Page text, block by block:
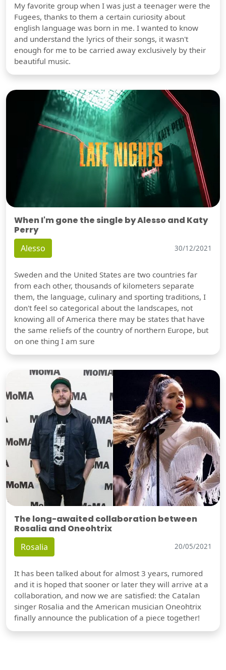
My favorite group when I was just a teenager were the
Fugees, thanks to them a certain curiosity about
english language was born in me. I wanted to know
and understand the lyrics of their songs, it wasn't
enough for me to be carried away exclusively by their
beautiful music.
When I'm gone the single by Alesso and Katy
Perry
Alesso 30/12/2021
Sweden and the United States are two countries far
from each other, thousands of kilometers separate
them, the language, culinary and sporting traditions, I
don't feel so categorical about the landscapes, not
knowing all of America there may be states that have
the same reliefs of the country of northern Europe, but
on one thing I am sure
The long-awaited collaboration between
Rosalia and Oneohtrix
Rosalia 20/05/2021
It has been talked about for almost 3 years, rumored
and it is hoped that sooner or later they will arrive at a
collaboration, and now we are satisfied: the Catalan
singer Rosalia and the American musician Oneohtrix
finally announce the publication of a piece together!